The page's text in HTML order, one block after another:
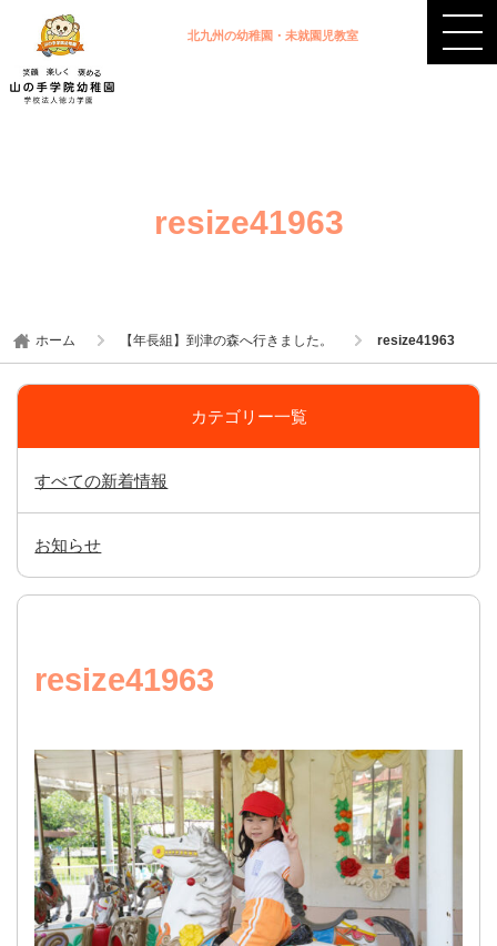
北九州の幼稚園・未就園児教室
resize41963
ホーム 【年長組】到津の森へ行きました。 resize41963
カテゴリー一覧
すべての新着情報
お知らせ
resize41963